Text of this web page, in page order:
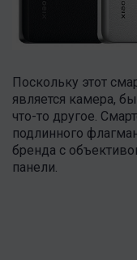
Поскольку этот
является камера,
что-то другое.
подлинного
бренда с
панели.